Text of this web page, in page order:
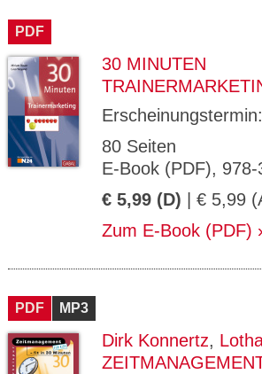
PDF
30 MINUTEN
Erscheinungstermin:
80 Seiten
E-Book (PDF),
€ 5,99 (D) | € 5,99
Zum E-Book (PDF)
PDF MP3
Dirk Konnertz,